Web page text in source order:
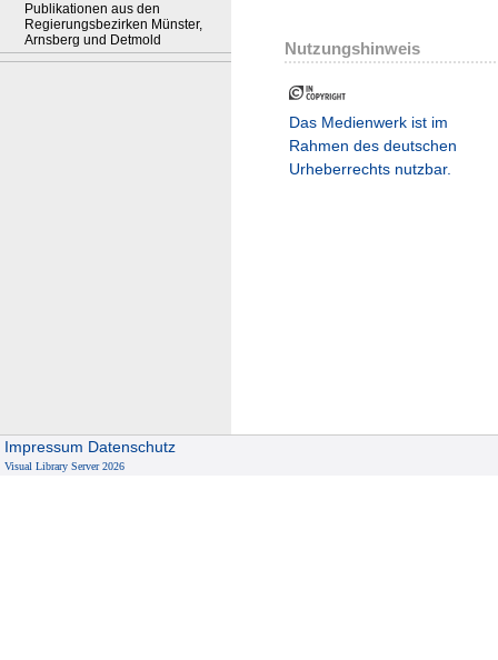
Publikationen aus den
Regierungsbezirken Münster,
Arnsberg und Detmold
Nutzungshinweis
Das Medienwerk ist im
Rahmen des deutschen
Urheberrechts nutzbar.
Impressum Datenschutz
Visual Library Server 2026